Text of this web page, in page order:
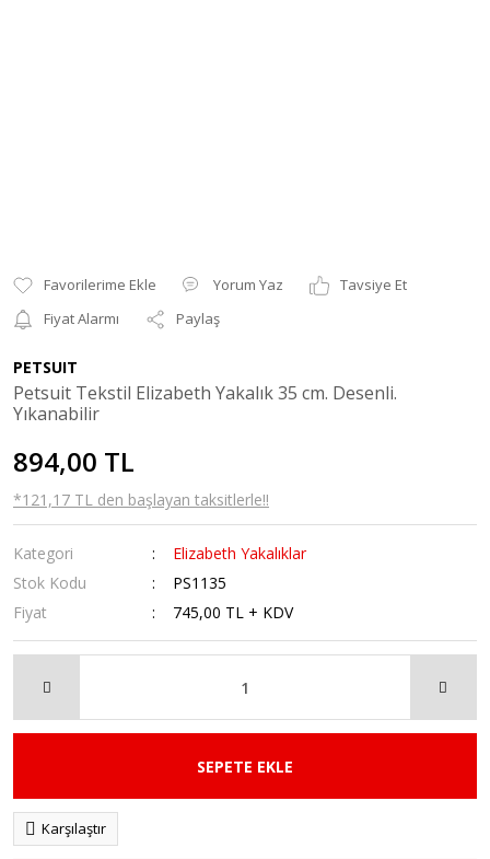
Yorum Yaz
Tavsiye Et
Fiyat Alarmı
Paylaş
PETSUIT
Petsuit Tekstil Elizabeth Yakalık 35 cm. Desenli.
Yıkanabilir
894,00 TL
*121,17 TL den başlayan taksitlerle!!
Kategori
Elizabeth Yakalıklar
Stok Kodu
PS1135
Fiyat
745,00 TL + KDV
SEPETE EKLE
Karşılaştır